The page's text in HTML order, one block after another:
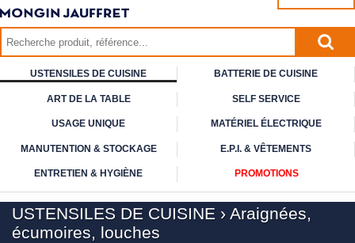
USTENSILES DE CUISINE BATTERIE DE CUISINE
ART DELA TABLE SELFSERVICE
USAGE UNIQUE MATÉRIEL ÉLECTRIQUE
MANUTENTION & STOCKAGE E.P.I. & VÊTEMENTS
ENTRETIEN & HYGIÈNE PROMOTIONS
USTENSILES DE CUISINE › Araignées,
écumoires, louches